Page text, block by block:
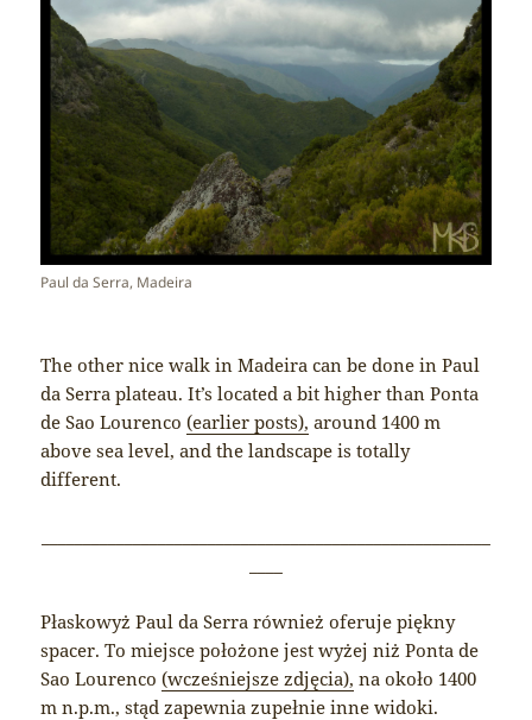
Paul da Serra, Madeira
The other nice walk in Madeira can be done in Paul
da Serra plateau. It’s located a bit higher than Ponta
de Sao Lourenco(earlier posts), around 1400 m
above sea level, and the landscape is totally
different.
Płaskowyż Paul da Serra również oferuje piękny
spacer. To miejsce położone jest wyżej niż Ponta de
Sao Lourenco(wcześniejsze zdjęcia), na około 1400
m n.p.m., stąd zapewnia zupełnie inne widoki.